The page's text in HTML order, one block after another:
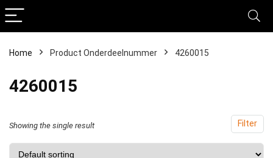
Home Product Onderdeelnummer ‎4260015
‎4260015
Filter
Showing the single result